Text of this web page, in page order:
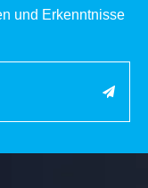
und Erkenntnisse